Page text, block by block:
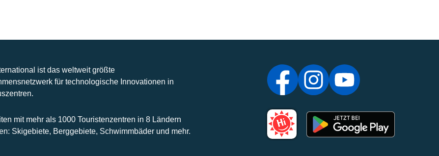
ist das weltweit größte
für technologische Innovationen in
mit mehr als 1000 Touristenzentren in 8 Ländern
Skigebiete, Berggebiete, Schwimmbäder und mehr.